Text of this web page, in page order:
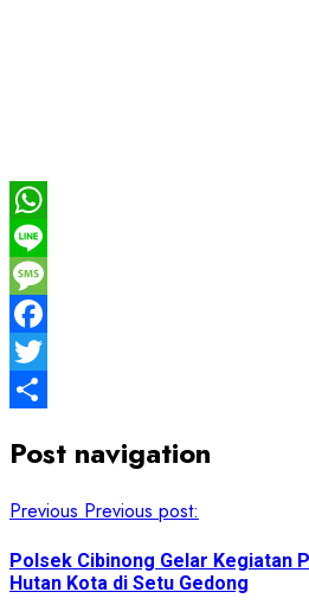
WhatsApp
Line
Message
Facebook
Twitter
Post navigation
Previous Previous post:
Polsek Cibinong Gelar Kegiatan
Hutan Kota di Setu Gedong